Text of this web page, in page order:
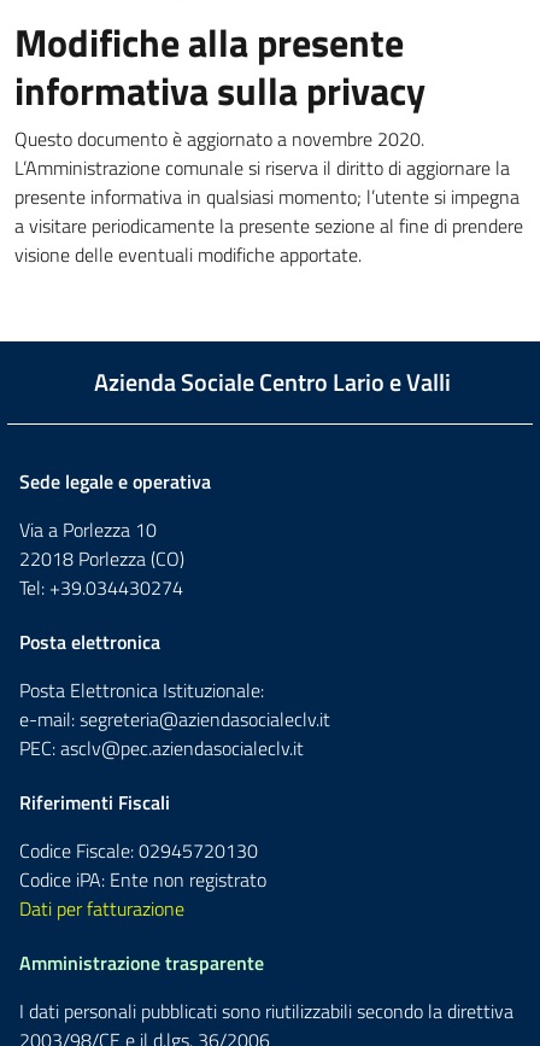
Modifiche alla presente
informativa sulla privacy
Questo documento è aggiornato a novembre 2020.
L’Amministrazione comunale si riserva il diritto di aggiornare la
presente informativa in qualsiasi momento; l’utente si impegna
a visitare periodicamente la presente sezione al fine di prendere
visione delle eventuali modifiche apportate.
Azienda Sociale Centro Lario e Valli
Sede legale e operativa
Via a Porlezza 10
22018 Porlezza (CO)
Tel: +39.034430274
Posta elettronica
Posta Elettronica Istituzionale:
e-mail:segreteria@aziendasocialeclv.it
PEC:asclv@pec.aziendasocialeclv.it
Riferimenti Fiscali
Codice Fiscale: 02945720130
Codice iPA: Ente non registrato
Dati per fatturazione
Amministrazione trasparente
I dati personali pubblicati sono riutilizzabili secondo la direttiva
2003/98/CE e il d.lgs. 36/2006